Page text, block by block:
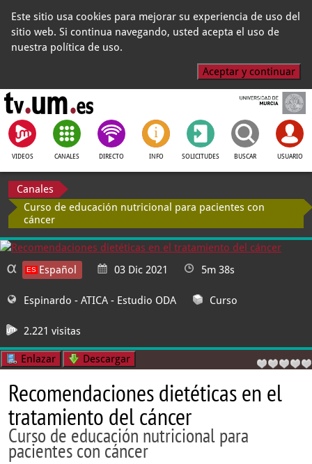
Este sitio usa cookies para mejorar su experiencia de uso del
sitio web. Si continua navegando, usted acepta el uso de
nuestra política de uso.
Aceptar y continuar
VIDEOS CANALES DIRECTO INFO SOLICITUDES BUSCAR USUARIO
Canales
Curso de educación nutricional para pacientes con
cáncer
Español 03 Dic 2021 5m 38s
Espinardo - ATICA - Estudio ODA Curso
2.221 visitas
Enlazar Descargar
Recomendaciones dietéticas en el
tratamiento del cáncer
Curso de educación nutricional para
pacientes con cáncer